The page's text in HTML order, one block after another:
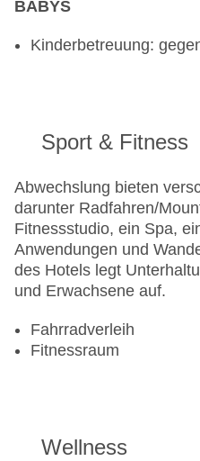
BABYS
Kinderbetreuung:
Sport & Fitness
Abwechslung bieten
darunter Radfahren/
Fitnessstudio, ein Spa,
Anwendungen und
des Hotels legt
und Erwachsene auf.
Fahrradverleih
Fitnessraum
Wellness